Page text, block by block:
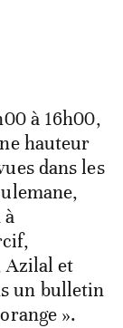
à 16h00,
hauteur
dans les
à
Azilal et
un bulletin
».